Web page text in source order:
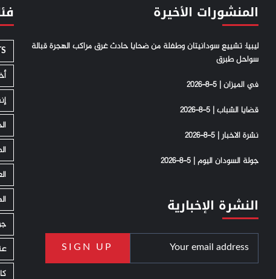
المنشورات الأخيرة
ليبيا: تشييع سودانيتان وطفلة من ضحايا حادث غرق مراكب الهجرة قبالة
سواحل طبرق
في الميزان | 5-8-2026
قضايا الشباب | 5-8-2026
نشرة الاخبار | 5-8-2026
جولة السودان اليوم | 5-8-2026
النشرة الإخبارية